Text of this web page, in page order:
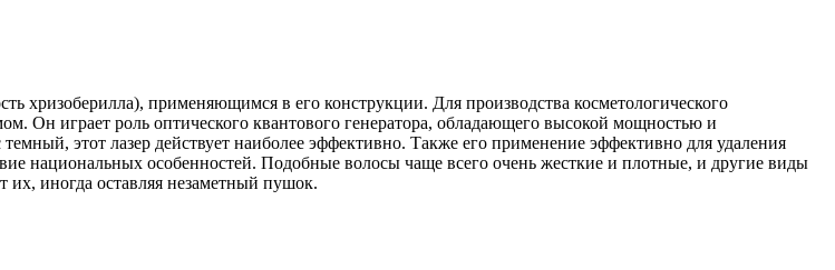
хризоберилла), применяющимся в его конструкции. Для производства косметологического
Он играет роль оптического квантового генератора, обладающего высокой мощностью и
этот лазер действует наиболее эффективно. Также его применение эффективно для удаления
национальных особенностей. Подобные волосы чаще всего очень жесткие и плотные, и другие виды
их, иногда оставляя незаметный пушок.